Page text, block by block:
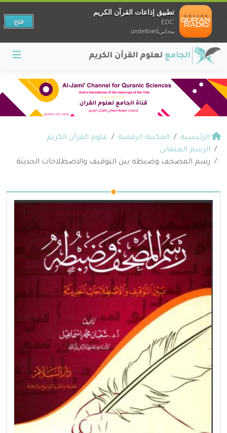
الرئيسية المكتبة الرقمية
علوم القرآن الكريم
الرسم العثماني
رسم المصحف وضبطه بين التوقيف والاصطلاحات الحديثة
تطبيق إذاعات القرآن الكريم
EDC
مجانيundefined
فتح